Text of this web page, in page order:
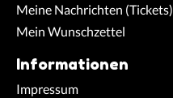
Meine Nachrichten (Tickets)
Mein Wunschzettel
Informationen
Impressum